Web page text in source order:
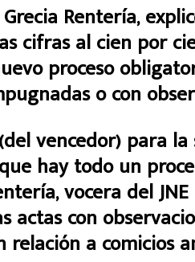
Grecia Rentería,
cifras al cien por
proceso
o con
vencedor) para
hay todo un
vocera del
actas con
relación a comicios